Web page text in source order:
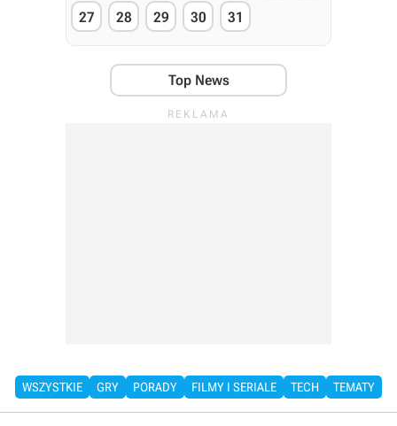
27 28 29 30 31
Top News
WSZYSTKIE GRY PORADY FILMY I SERIALE TECH TEMATY